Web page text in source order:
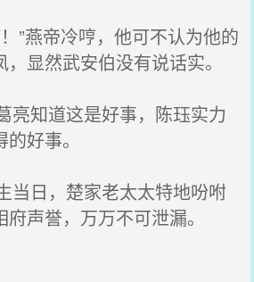
”燕帝冷哼，他可不认为他的
显然武安伯没有说话实。
知道这是好事，陈珏实力
好事。
日，楚家老太太特地吩咐
声誉，万万不可泄漏。